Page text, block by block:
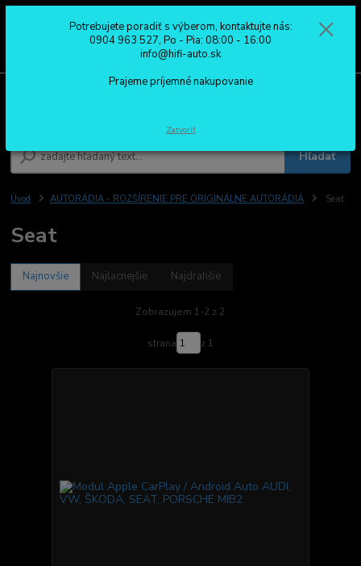
Hľadať
0904 963 527
Po - Pia: 08:00 - 16:00
Úvod AUTORÁDIA - ROZŠÍRENIE PRE ORIGINÁLNE AUTORÁDIÁ Seat
Seat
Najnovšie Najlacnejšie Najdrahšie
Zobrazujem 1-2 z 2
strana z 1
Potrebujete poradiť s výberom, kontaktujte nás:
0904 963 527, Po - Pia: 08:00 - 16:00
info@hifi-auto.sk
Prajeme príjemné nakupovanie
Zatvoriť